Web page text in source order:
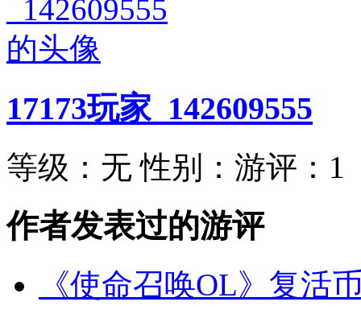
17173玩家_142609555
等级： 无 性别： 游评： 1
作者发表过的游评
《使命召唤OL》复活